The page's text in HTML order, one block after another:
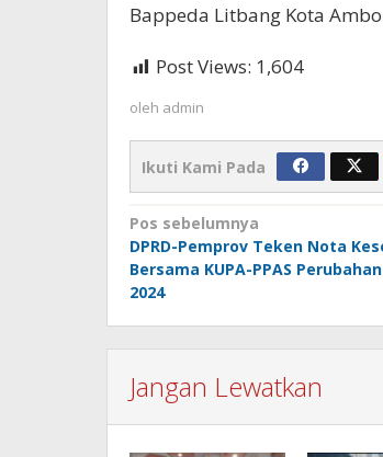
Bappeda Litbang Kota
Post Views: 1,604
oleh admin
Ikuti Kami Pada
Navigasi
pos
Pos sebelumnya
DPRD-Pemprov Teken Nota
Bersama KUPA-PPAS
2024
Jangan Lewatkan